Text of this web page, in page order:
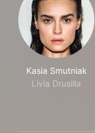
Kasia Smutniak
Livia Drusilla